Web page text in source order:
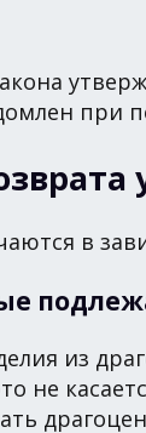
при
в
из
не